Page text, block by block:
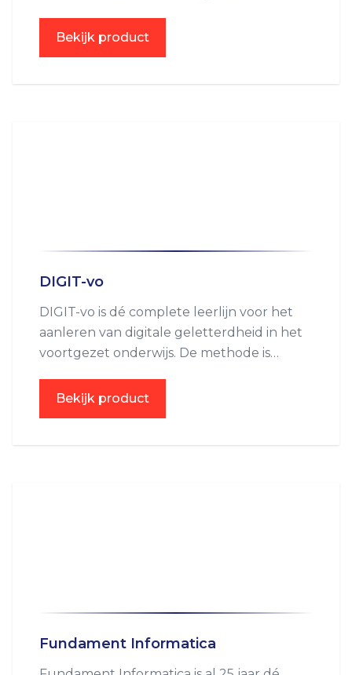
Bekijk product
DIGIT-vo
DIGIT-vo is dé complete leerlijn voor het
aanleren van digitale geletterdheid in het
voortgezet onderwijs. De methode is
inzetbaar en uitermate geschikt voor tto-
Bekijk product
Fundament Informatica